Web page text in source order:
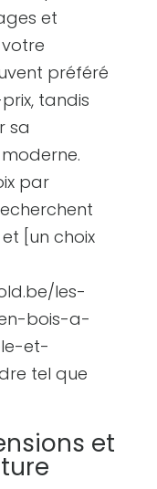
et
préféré
tandis
sa
par
[un choix
les-
bois-a-
et-
tel que
et